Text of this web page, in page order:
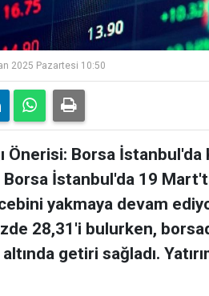
2025 Pazartesi 10:50
Önerisi: Borsa İstanbul'da
İstanbul'da 19
cebini yakmaya devam
28,31'i bulurken,
getiri sağladı.